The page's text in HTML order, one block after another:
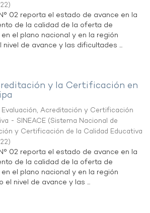
)
02 reporta el estado de avance en la
de la calidad de la oferta de
el plano nacional y en la región
de avance y las dificultades ...
y la Certificación en
Acreditación y Certificación
- SINEACE (Sistema Nacional de
y Certificación de la Calidad Educativa
)
02 reporta el estado de avance en la
de la calidad de la oferta de
el plano nacional y en la región
el nivel de avance y las ...